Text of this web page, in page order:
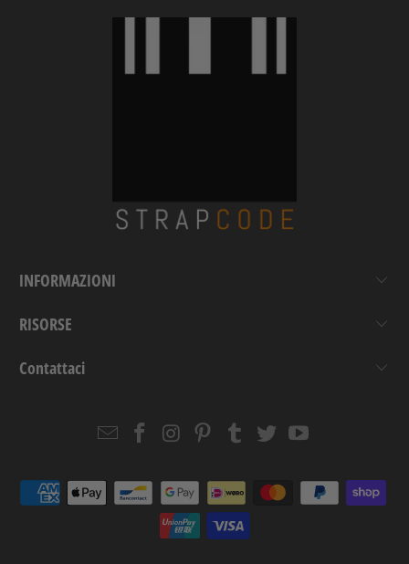
INFORMAZIONI
RISORSE
Contattaci
EmailStrapcode
Facebook
Strapcode
Instagram
Strapcode
Pinterest
Strapcode
Tumblr
Strapcode
TwitterYouTube